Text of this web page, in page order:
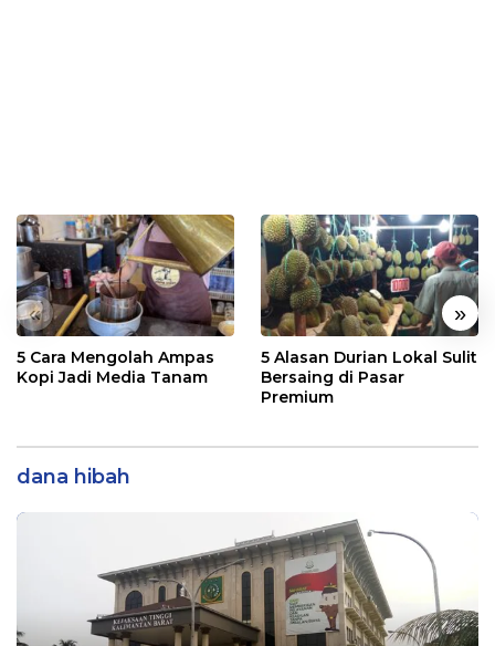
« »
5 Cara Mengolah Ampas
Kopi Jadi Media Tanam
5 Alasan Durian Lokal Sulit
Bersaing di Pasar
Premium
dana hibah